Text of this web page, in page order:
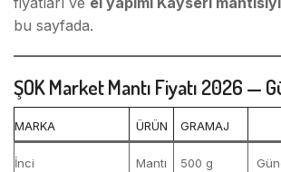
bu sayfada.
ŞOK Market Mantı Fiyatı 2026 —
MARKA ÜRÜN GRAMAJ
İnci Mantı 500 g